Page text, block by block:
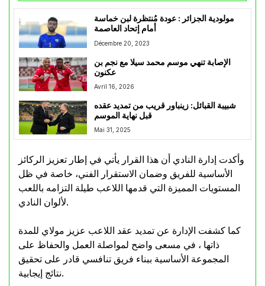
مولودية الجزائر : عودة مُنتظرة لبن خماسة
أمام إتحاد العاصمة
Décembre 20, 2023
الإصابة تنهي موسم محمد سيلا مع نجم بن
عكنون
Avril 16, 2026
شبيبة القبائل: زينباور قريب من تمديد عقده
قبل نهاية الموسم
Mai 31, 2025
وأكدت إدارة النادي أن هذا القرار يأتي في إطار تعزيز الركائز
الأساسية للفريق وضمان الاستقرار الفني، خاصة في ظل
المستويات المميزة التي قدمها اللاعب طيلة التزامه باللعب
لألوان النادي.
كما كشفت الإدارة عن تمديد عقد اللاعب عزيز مولاي للمدة
ذاتها ، في مسعى واضح لمواصلة العمل والحفاظ على
المجموعة الأساسية ببناء فريق تنافسي قادر على تحقيق
نتائج إيجابية.